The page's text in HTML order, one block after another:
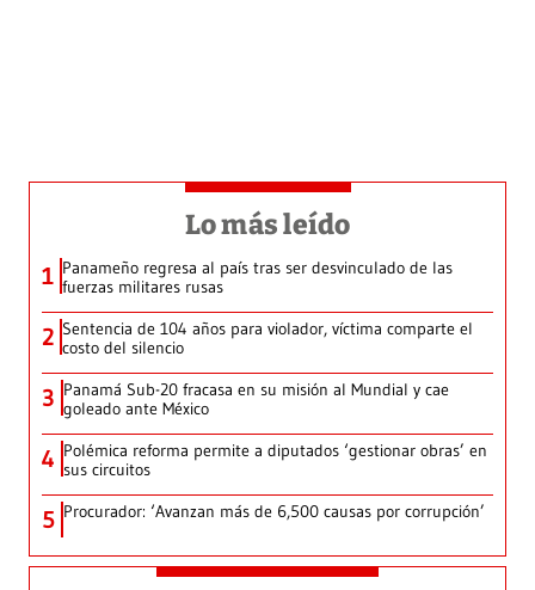
Lo más leído
1 Panameño regresa al país tras ser desvinculado de las
fuerzas militares rusas
2 Sentencia de 104 años para violador, víctima comparte el
costo del silencio
3 Panamá Sub-20 fracasa en su misión al Mundial y cae
goleado ante México
4 Polémica reforma permite a diputados ‘gestionar obras’ en
sus circuitos
5 Procurador: ‘Avanzan más de 6,500 causas por corrupción’